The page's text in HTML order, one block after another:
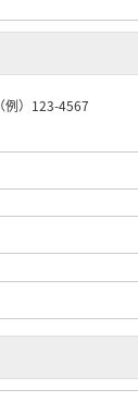
（例）123-4567